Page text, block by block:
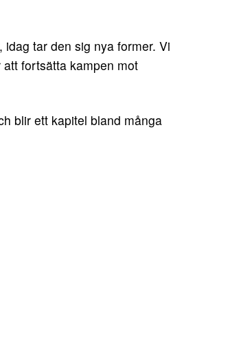
tar den sig nya former. Vi
fortsätta kampen mot
blir ett kapitel bland många